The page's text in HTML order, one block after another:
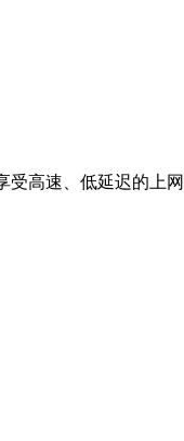
高速、低延迟的上